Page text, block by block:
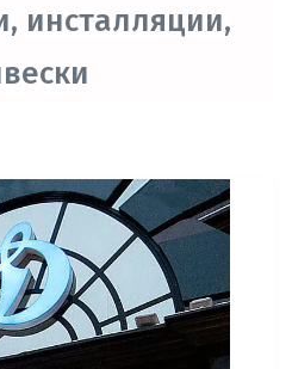
инсталляции,